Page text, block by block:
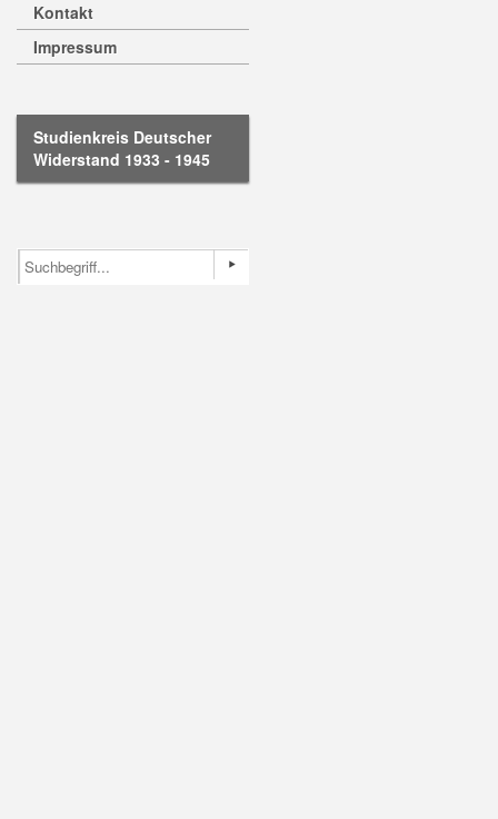
Kontakt
Impressum
Studienkreis Deutscher
Widerstand 1933 - 1945